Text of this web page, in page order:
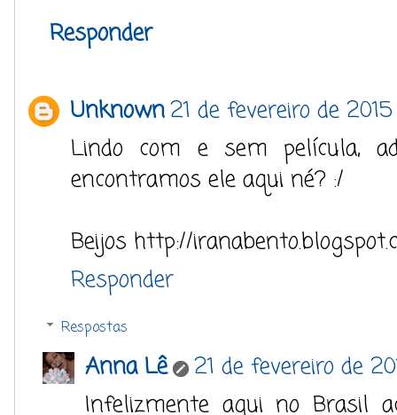
Responder
Unknown21 de fevereiro de 2015
Lindo com e sem película,
encontramos ele aqui né? :/
Beijos http://
Responder
Respostas
Anna Lê
21 de fevereiro de
Infelizmente aqui no Brasil